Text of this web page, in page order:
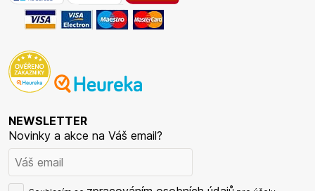
NEWSLETTER
Novinky a akce na Váš email?